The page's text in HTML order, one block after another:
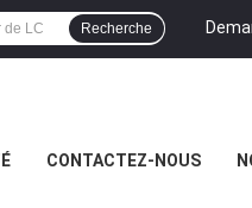
Recherche
CONTACTEZ-NOUS